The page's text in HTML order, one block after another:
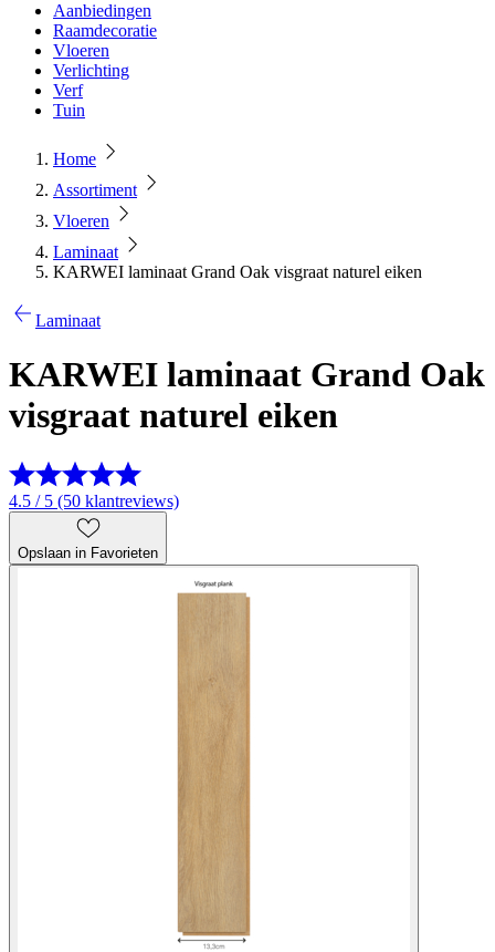
Aanbiedingen
Raamdecoratie
Vloeren
Verlichting
Verf
Tuin
Home
Assortiment
Vloeren
Laminaat
KARWEI laminaat Grand Oak visgraat naturel eiken
Laminaat
KARWEI laminaat Grand Oak
visgraat naturel eiken
4.5 / 5 (50 klantreviews)
Opslaan in Favorieten